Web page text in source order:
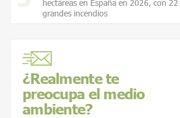
hectáreas en España en 2026, con 22
grandes incendios
¿Realmente te
preocupa el medio
ambiente?